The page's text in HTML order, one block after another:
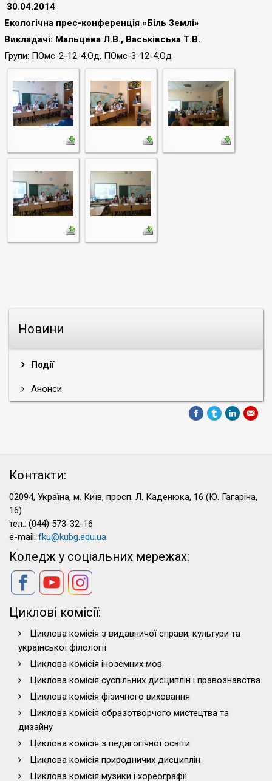
Новини
Події
Анонси
30.04.2014
Екологічна прес-конференція «Біль Землі»
Викладачі: Мальцева Л.В., Васьківська Т.В.
Групи: ПОмс-2-12-4.Од, ПОмс-3-12-4.Од
Контакти:
02094, Україна, м. Київ, просп. Л. Каденюка, 16 (Ю. Гагаріна,
16)
тел.: (044) 573-32-16
e-mail: fku@kubg.edu.ua
Коледж у соціальних мережах:
Циклові комісії:
Циклова комісія з видавничої справи, культури та
української філології
Циклова комісія іноземних мов
Циклова комісія суспільних дисциплін і правознавства
Циклова комісія фізичного виховання
Циклова комісія образотворчого мистецтва та
дизайну
Циклова комісія з педагогічної освіти
Циклова комісія природничих дисциплін
Циклова комісія музики і хореографії